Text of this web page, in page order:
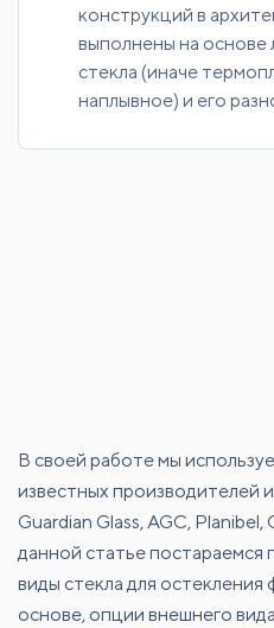
конструкций в
выполнены на основе
стекла (иначе
наплывное) и его
В своей работе мы
известных производителей
Guardian Glass, AGC,
данной статье постараемся
виды стекла для остекления
основе, опции внешнего